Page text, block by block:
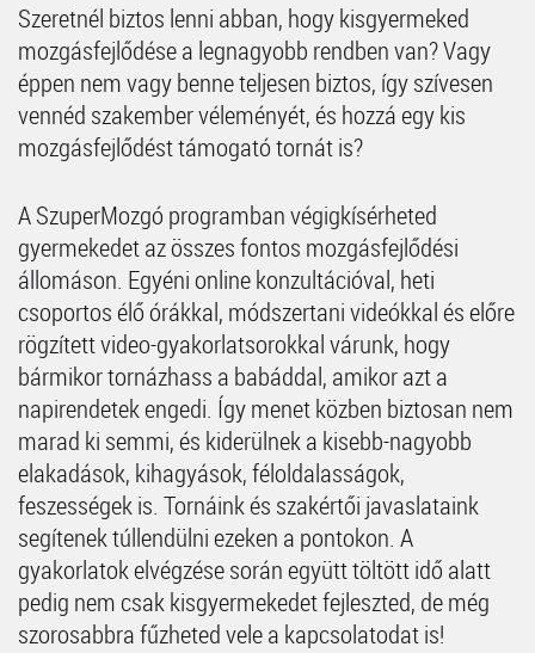
Szeretnél biztos lenni abban, hogy kisgyermeked
mozgásfejlődése a legnagyobb rendben van? Vagy
éppen nem vagy benne teljesen biztos, így szívesen
vennéd szakember véleményét, és hozzá egy kis
mozgásfejlődést támogató tornát is?
A SzuperMozgó programban végigkísérheted
gyermekedet az összes fontos mozgásfejlődési
állomáson. Egyéni online konzultációval, heti
csoportos élő órákkal, módszertani videókkal és előre
rögzített video-gyakorlatsorokkal várunk, hogy
bármikor tornázhass a babáddal, amikor azt a
napirendetek engedi. Így menet közben biztosan nem
marad ki semmi, és kiderülnek a kisebb-nagyobb
elakadások, kihagyások, féloldalasságok,
feszességek is. Tornáink és szakértői javaslataink
segítenek túllendülni ezeken a pontokon. A
gyakorlatok elvégzése során együtt töltött idő alatt
pedig nem csak kisgyermekedet fejleszted, de még
szorosabbra fűzheted vele a kapcsolatodat is!